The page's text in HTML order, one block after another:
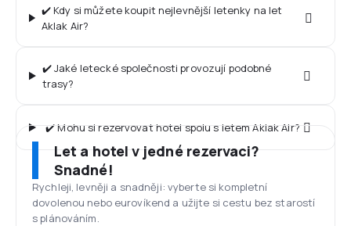
✔️ Kdy si můžete koupit nejlevnější letenky na let
Aklak Air?
✔️ Jaké letecké společnosti provozují podobné
trasy?
✔️ Mohu si rezervovat hotel spolu s letem Aklak Air?
Let a hotel v jedné rezervaci?
Snadné!
Rychleji, levněji a snadněji: vyberte si kompletní
dovolenou nebo eurovíkend a užijte si cestu bez starostí
s plánováním.